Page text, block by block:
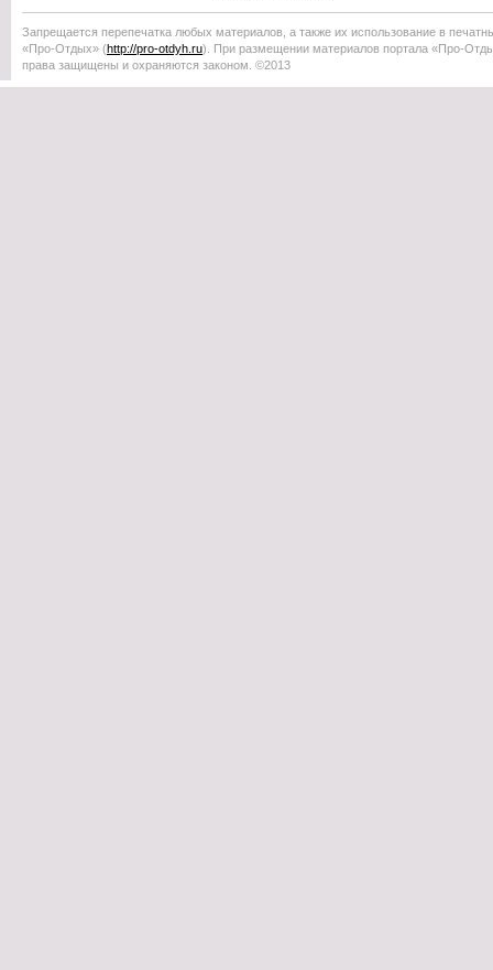
Запрещается перепечатка любых материалов, а также их использование в
«Про-Отдых» (http://pro-otdyh .ru). При размещении материалов портала «Про-
права защищены и охраняются законом. ©2013